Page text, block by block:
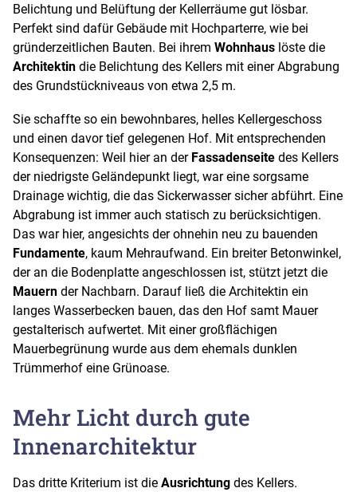
Belichtung und Belüftung der Kellerräume gut lösbar.
Perfekt sind dafür Gebäude mit Hochparterre, wie bei
gründerzeitlichen Bauten. Bei ihrem Wohnhaus löste die
Architektin die Belichtung des Kellers mit einer Abgrabung
des Grundstückniveaus von etwa 2,5 m.
Sie schaffte so ein bewohnbares, helles Kellergeschoss
und einen davor tief gelegenen Hof. Mit entsprechenden
Konsequenzen: Weil hier an der Fassadenseite des Kellers
der niedrigste Geländepunkt liegt, war eine sorgsame
Drainage wichtig, die das Sickerwasser sicher abführt. Eine
Abgrabung ist immer auch statisch zu berücksichtigen.
Das war hier, angesichts der ohnehin neu zu bauenden
Fundamente, kaum Mehraufwand. Ein breiter Betonwinkel,
der an die Bodenplatte angeschlossen ist, stützt jetzt die
Mauern der Nachbarn. Darauf ließ die Architektin ein
langes Wasserbecken bauen, das den Hof samt Mauer
gestalterisch aufwertet. Mit einer großflächigen
Mauerbegrünung wurde aus dem ehemals dunklen
Trümmerhof eine Grünoase.
Mehr Licht durch gute
Innenarchitektur
Das dritte Kriterium ist die Ausrichtung des Kellers.